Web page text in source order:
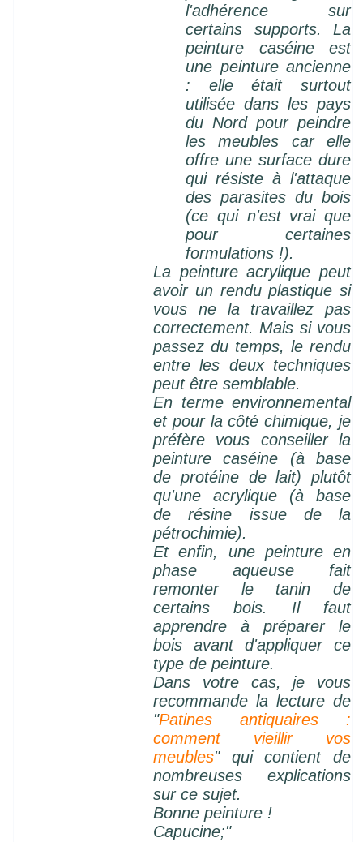
l'adhérence sur
certains supports. La
peinture caséine est
une peinture ancienne
: elle était surtout
utilisée dans les pays
du Nord pour peindre
les meubles car elle
offre une surface dure
qui résiste à l'attaque
des parasites du bois
(ce qui n'est vrai que
pour certaines
formulations !).
La peinture acrylique peut
avoir un rendu plastique si
vous ne la travaillez pas
correctement. Mais si vous
passez du temps, le rendu
entre les deux techniques
peut être semblable.
En terme environnemental
et pour la côté chimique, je
préfère vous conseiller la
peinture caséine (à base
de protéine de lait) plutôt
qu'une acrylique (à base
de résine issue de la
pétrochimie).
Et enfin, une peinture en
phase aqueuse fait
remonter le tanin de
certains bois. Il faut
apprendre à préparer le
bois avant d'appliquer ce
type de peinture.
Dans votre cas, je vous
recommande la lecture de
"Patines antiquaires :
comment vieillir vos
meubles" qui contient de
nombreuses explications
sur ce sujet.
Bonne peinture !
Capucine;"